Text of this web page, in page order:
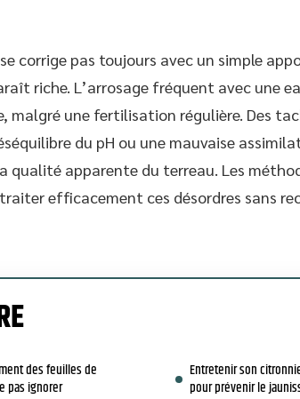
corrige pas toujours avec un simple
riche. L’arrosage fréquent avec une
malgré une fertilisation régulière. Des
du pH ou une mauvaise
qualité apparente du terreau. Les
efficacement ces désordres sans
des feuilles de
pas ignorer
Entretenir son
pour prévenir le